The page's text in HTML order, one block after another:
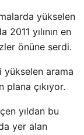
yükselen
2011 yılının en
önüne serdi.
yükselen arama
plana çıkıyor.
yıldan bu
yer alan